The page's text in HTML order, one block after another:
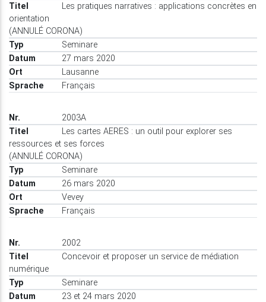
Les pratiques narratives : applications concrètes en
orientation
(ANNULÉ CORONA)
Seminare
27 mars 2020
Lausanne
Français
2003A
Les cartes AERES : un outil pour explorer ses
ressources et ses forces
(ANNULÉ CORONA)
Seminare
26 mars 2020
Vevey
Français
2002
Concevoir et proposer un service de médiation
numérique
Seminare
23 et 24 mars 2020